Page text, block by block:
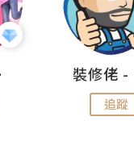
追蹤